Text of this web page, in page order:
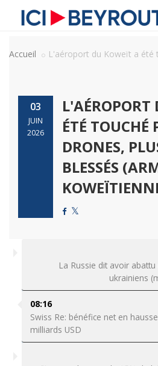
Accueil L'aéroport du Koweït a été
03
JUIN
2026
ÉTÉ TOUCHÉ
DRONES,
BLESSÉS
La Russie dit avoir
ukrainiens
08:16
Swiss Re: bénéfice net en
milliards USD